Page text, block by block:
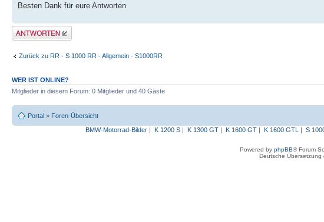
Besten Dank für eure Antworten
Antwort erstellen
Zurück zu RR - S 1000 RR - Allgemein - S1000RR
WER IST ONLINE?
Mitglieder in diesem Forum: 0 Mitglieder und 40 Gäste
Portal » Foren-Übersicht
BMW-Motorrad-Bilder| K 1200 S| K 1300 GT| K 1600 GT| K 1600 GTL | S
Powered by phpBB® Forum
Deutsche Übersetzung